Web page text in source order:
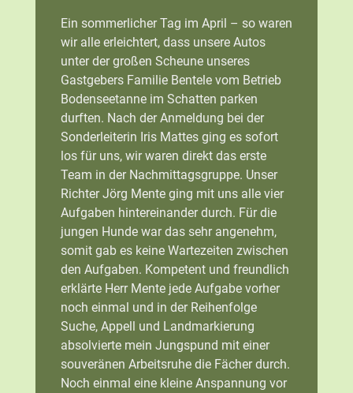
Ein sommerlicher Tag im April – so waren
wir alle erleichtert, dass unsere Autos
unter der großen Scheune unseres
Gastgebers Familie Bentele vom Betrieb
Bodenseetanne im Schatten parken
durften. Nach der Anmeldung bei der
Sonderleiterin Iris Mattes ging es sofort
los für uns, wir waren direkt das erste
Team in der Nachmittagsgruppe. Unser
Richter Jörg Mente ging mit uns alle vier
Aufgaben hintereinander durch. Für die
jungen Hunde war das sehr angenehm,
somit gab es keine Wartezeiten zwischen
den Aufgaben. Kompetent und freundlich
erklärte Herr Mente jede Aufgabe vorher
noch einmal und in der Reihenfolge
Suche, Appell und Landmarkierung
absolvierte mein Jungspund mit einer
souveränen Arbeitsruhe die Fächer durch.
Noch einmal eine kleine Anspannung vor